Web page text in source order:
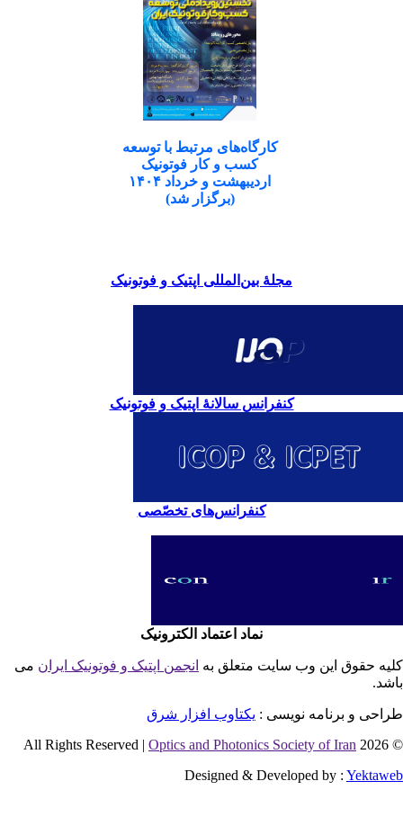
کارگاه‌های مرتبط با توسعه
کسب و کار فوتونیک
اردیبهشت و خرداد ۱۴۰۴
(برگزار شد)
مجلۀ بین‌المللی اپتیک و فوتونیک
کنفرانس سالانۀ اپتیک و فوتونیک
کنفرانس‌های تخصّصی
نماد اعتماد الکترونیک
حقوق این وب سایت متعلق بهانجمن اپتیک و فوتونیک ایران می
و برنامه نویسی : یکتاوب افزار شرق
©
Optics and Photonics Society of Iran
Designed & Developed by :